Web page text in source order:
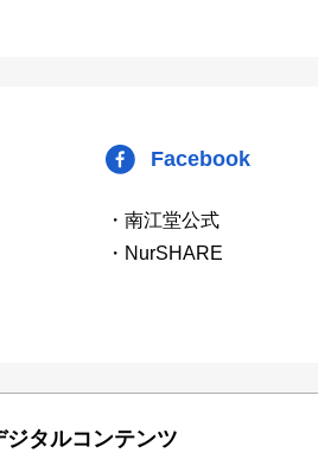
Facebook
・南江堂公式
・NurSHARE
ジタルコンテンツ